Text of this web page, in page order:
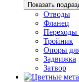
Показать
Отводы
Фланец
Переходы
Тройник
Опоры
Задвижка
Затвор